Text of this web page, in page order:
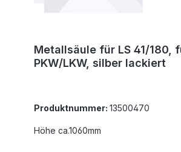
Metallsäule für LS 41/180,
PKW/LKW, silber lackiert
Produktnummer: 13500470
Höhe ca.1060mm